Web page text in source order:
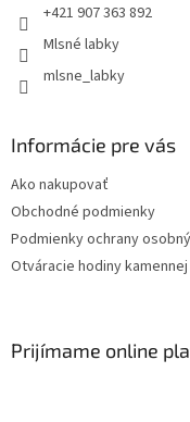
+421 907 363 892
Mlsné labky
mlsne_labky
Informácie pre vás
Ako nakupovať
Obchodné podmienky
Podmienky ochrany
Otváracie hodiny
Prijímame online